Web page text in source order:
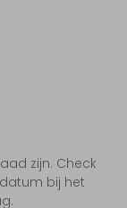
zijn. Check
bij het